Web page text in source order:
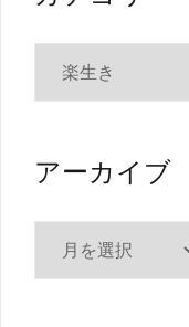
ゴ
ー
アーカイブ
カ